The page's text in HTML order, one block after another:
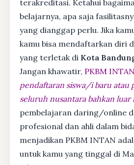
terakreditasi. Ketahui
belajarnya, apa saja
yang dianggap perlu. Jika
kamu bisa mendaftarkan diri
yang terletak di Kota
Jangan khawatir, PKBM INTAN
pendaftaran siswa/i baru atau
seluruh nusantara bahkan luar
pembelajaran daring/online
profesional dan ahli dalam
menjadikan PKBM INTAN
untuk kamu yang tinggal di